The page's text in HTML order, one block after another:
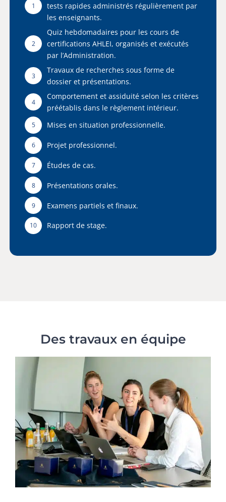
1
tests rapides administrés régulièrement par
les enseignants.
2
Quiz hebdomadaires pour les cours de
certifications AHLEI, organisés et exécutés
par l’Administration.
3
Travaux de recherches sous forme de
dossier et présentations.
4
Comportement et assiduité selon les critères
préétablis dans le règlement intérieur.
5 Mises en situation professionnelle.
6 Projet professionnel.
7 Études de cas.
8 Présentations orales.
9 Examens partiels et finaux.
10 Rapport de stage.
Des travaux en équipe